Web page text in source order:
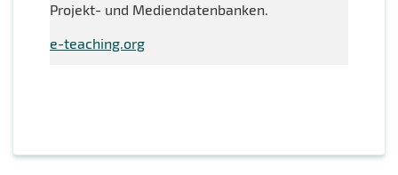
Projekt- und Mediendatenbanken.
e-teaching.org